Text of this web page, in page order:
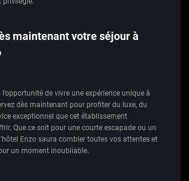
maintenant votre séjour à
de vivre une expérience unique à
dès maintenant pour profiter du luxe, du
exceptionnel que cet établissement
Que ce soit pour une courte escapade ou un
Enzo saura combler toutes vos attentes et
un moment inoubliable.